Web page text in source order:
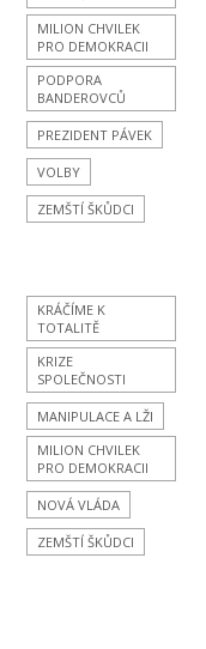
MILION CHVILEK
PRO DEMOKRACII
PODPORA
BANDEROVCŮ
PREZIDENT PÁVEK
VOLBY
ZEMŠTÍ ŠKŮDCI
KRÁČÍME K
TOTALITĚ
KRIZE
SPOLEČNOSTI
MANIPULACE A LŽI
MILION CHVILEK
PRO DEMOKRACII
NOVÁ VLÁDA
ZEMŠTÍ ŠKŮDCI